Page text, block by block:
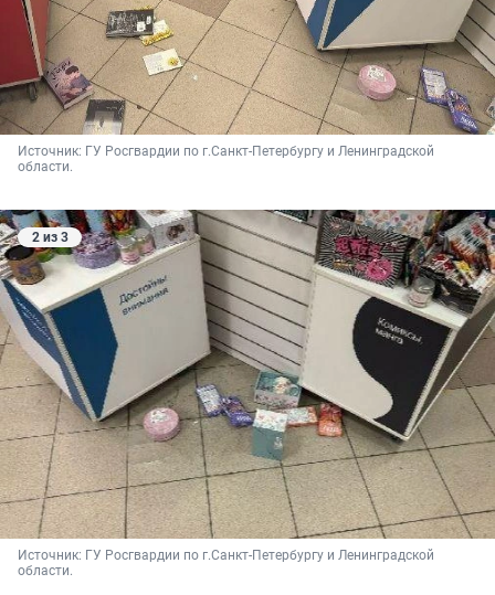
Источник: ГУ Росгвардии по г.Санкт-Петербургу и Ленинградской
области.
2 из 3
Источник: ГУ Росгвардии по г.Санкт-Петербургу и Ленинградской
области.